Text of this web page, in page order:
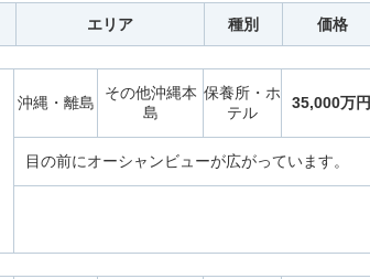
エリア 種別 価格
沖縄・離島
その他沖縄本
島
保養所・ホ
テル
35,000万円
目の前にオーシャンビューが広がっています。